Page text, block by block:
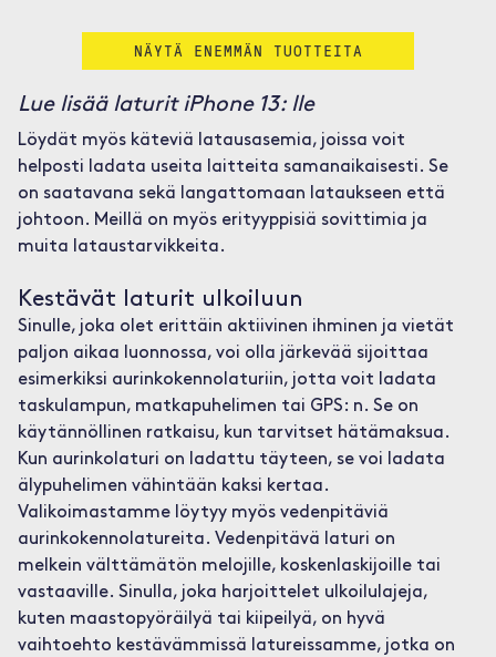
NÄYTÄ ENEMMÄN TUOTTEITA
Lue lisää laturit iPhone 13: lle
Löydät myös käteviä latausasemia, joissa voit
helposti ladata useita laitteita samanaikaisesti. Se
on saatavana sekä langattomaan lataukseen että
johtoon. Meillä on myös erityyppisiä sovittimia ja
muita lataustarvikkeita.
Kestävät laturit ulkoiluun
Sinulle, joka olet erittäin aktiivinen ihminen ja vietät
paljon aikaa luonnossa, voi olla järkevää sijoittaa
esimerkiksi aurinkokennolaturiin, jotta voit ladata
taskulampun, matkapuhelimen tai GPS: n. Se on
käytännöllinen ratkaisu, kun tarvitset hätämaksua.
Kun aurinkolaturi on ladattu täyteen, se voi ladata
älypuhelimen vähintään kaksi kertaa.
Valikoimastamme löytyy myös vedenpitäviä
aurinkokennolatureita. Vedenpitävä laturi on
melkein välttämätön melojille, koskenlaskijoille tai
vastaaville. Sinulla, joka harjoittelet ulkoilulajeja,
kuten maastopyöräilyä tai kiipeilyä, on hyvä
vaihtoehto kestävämmissä latureissamme, jotka on